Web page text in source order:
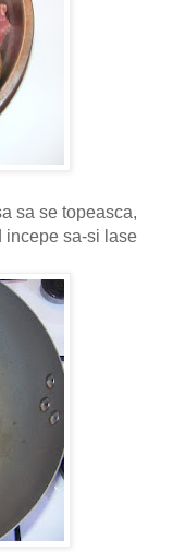
sa se topeasca,
incepe sa-si lase